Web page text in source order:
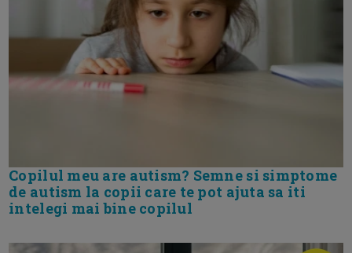
Copilul meu are autism? Semne si simptome
de autism la copii care te pot ajuta sa iti
intelegi mai bine copilul